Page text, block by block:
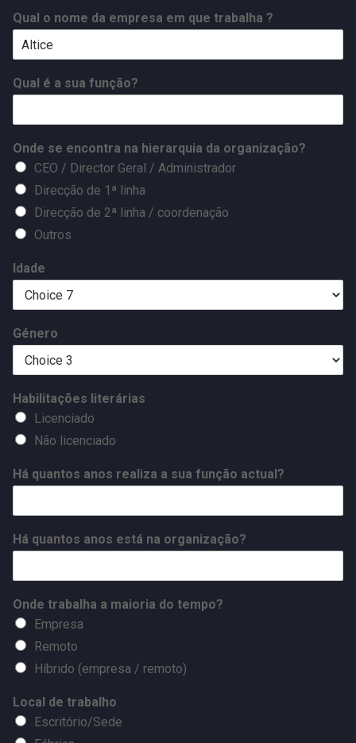
Qual o nome da empresa em que trabalha ?
Qual é a sua função?
Onde se encontra na hierarquia da organização?
CEO / Director Geral / Administrador
Direcção de 1ª linha
Direcção de 2ª linha / coordenação
Outros
Idade
Género
Habilitações literárias
Licenciado
Não licenciado
Há quantos anos realiza a sua função actual?
Há quantos anos está na organização?
Onde trabalha a maioria do tempo?
Empresa
Remoto
Híbrido (empresa / remoto)
Local de trabalho
Escritório/Sede